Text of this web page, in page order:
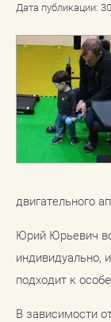
Дата публикации:
двигательного
Юрий Юрьевич
индивидуально,
подходит к
В зависимости